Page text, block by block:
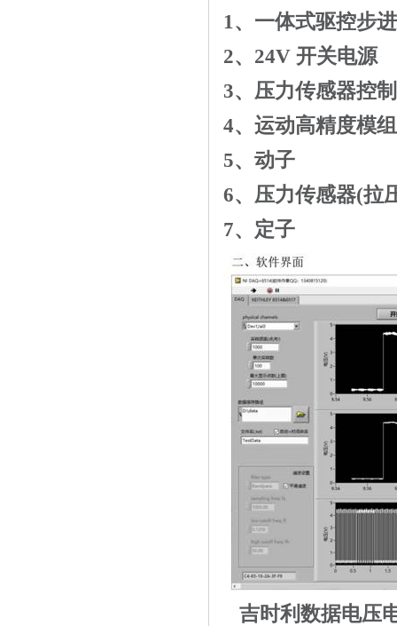
1、一体式驱控步
2、 24V 开关电源
3、压力传感器控
4、运动高精度模组
5、动子
6、压力传感器(拉
7、定子
吉时利数据电压